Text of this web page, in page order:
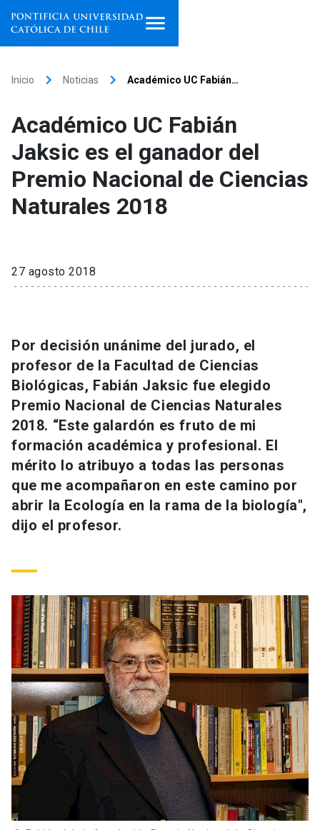
Facultades, escuelas e
institutos
Investigación
Información para keyboard_arrow_down
Futuros estudiantes
Estudiantes
Académicos
Personal
Padres y familia
Vecinos launch
Go to english site launch
ACCESOS DIRECTOS
Admisión launch
Correo UC launch
Medios Biblioteca launch
Donaciones launch
Inicio keyboard_arrow_right Noticias keyboard_arrow_right Académico UC Fabián…
Académico UC Fabián
Jaksic es el ganador del
Premio Nacional de Ciencias
Naturales 2018
27 agosto 2018
Por decisión unánime del jurado, el
profesor de la Facultad de Ciencias
Biológicas, Fabián Jaksic fue elegido
Premio Nacional de Ciencias Naturales
2018. “Este galardón es fruto de mi
formación académica y profesional. El
mérito lo atribuyo a todas las personas
que me acompañaron en este camino por
abrir la Ecología en la rama de la biología",
dijo el profesor.